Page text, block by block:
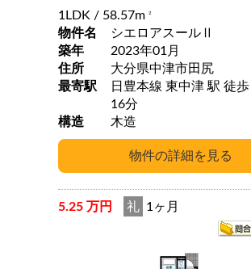
1LDK / 58.57m 2
物件名
シエロアスールⅡ
築年
2023年01月
住所
大分県中津市田尻
最寄駅
日豊本線 東中津 駅 徒歩
16分
構造
木造
5.25 万円 礼 1ヶ月